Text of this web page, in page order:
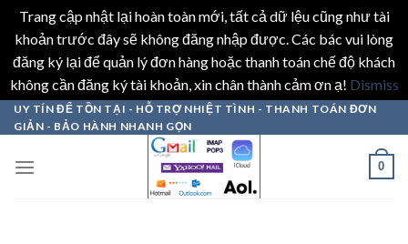
Trang cập nhật lại hoàn toàn mới, tất cả dữ lệu cũng như tài
khoản trước đây sẽ không đăng nhập được. Các bác vui lòng
đăng ký lại để quản lý đơn hàng hoặc thanh toán chế độ khách
không cần đăng ký tài khoản, xin chân thành cảm ơn ạ! Dismiss
Skip
to
UY TÍN ĐỂ TỒN TẠI - HỖ TRỢ NHIỆT TÌNH - THANH TOÁN ĐƠN
GIẢN - BẢO HÀNH NHANH GỌN
0